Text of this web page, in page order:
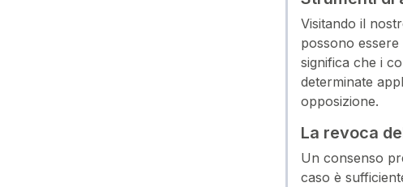
Visitando il
possono essere
significa che i
determinate
opposizione.
La revoca
Un consenso
caso è